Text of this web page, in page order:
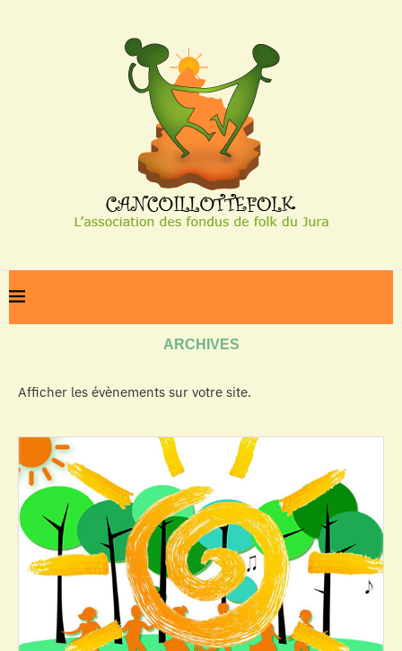
ARCHIVES
Afficher les évènements sur votre site.